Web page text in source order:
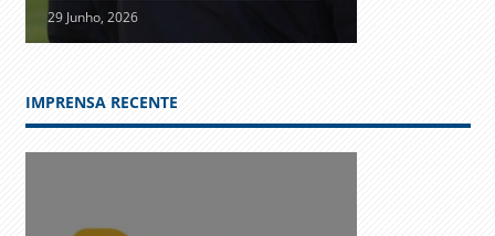
29 Junho, 2026
IMPRENSA RECENTE